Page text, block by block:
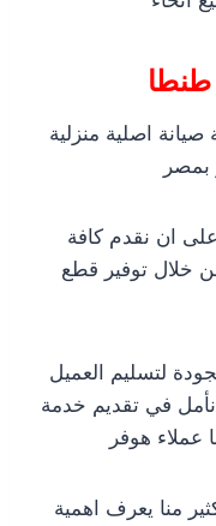
طنطا
اصلية منزلية
بمصر
ان نقدم كافة
خلال توفير قطع
لتسليم العميل
في تقديم خدمة
هوفر
منا يعرف اهمية